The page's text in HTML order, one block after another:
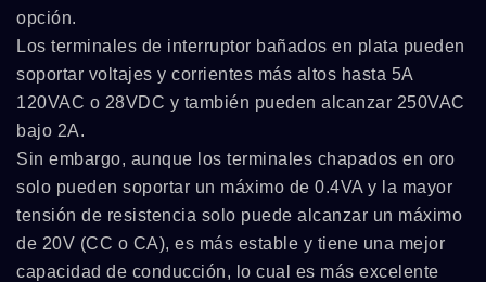
opción.
Los terminales de interruptor bañados en plata pueden
soportar voltajes y corrientes más altos hasta 5A
120VAC o 28VDC y también pueden alcanzar 250VAC
bajo 2A.
Sin embargo, aunque los terminales chapados en oro
solo pueden soportar un máximo de 0.4VA y la mayor
tensión de resistencia solo puede alcanzar un máximo
de 20V (CC o CA), es más estable y tiene una mejor
capacidad de conducción, lo cual es más excelente